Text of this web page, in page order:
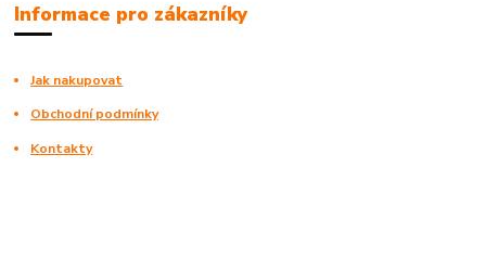
Informace pro zákazníky
Jak nakupovat
Obchodní podmínky
Kontakty